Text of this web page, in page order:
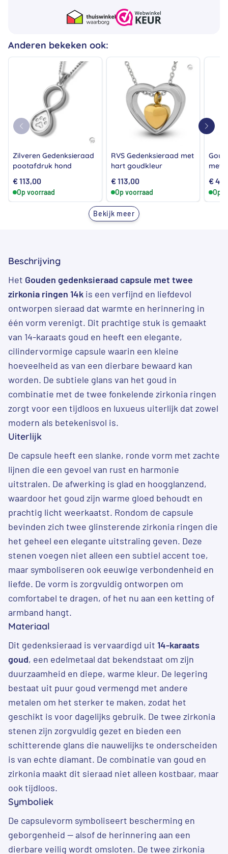
Anderen bekeken ook:
Zilveren Gedenksieraad
pootafdruk hond
€113,00
Op voorraad
RVS Gedenksieraad met
hart goudkleur
€113,00
Op voorraad
met
€
Op
Bekijk meer
Beschrijving
Het Gouden gedenksieraad capsule met twee
zirkonia ringen 14k is een verfijnd en liefdevol
ontworpen sieraad dat warmte en herinnering in
één vorm verenigt. Dit prachtige stuk is gemaakt
van 14-karaats goud en heeft een elegante,
cilindervormige capsule waarin een kleine
hoeveelheid as van een dierbare bewaard kan
worden. De subtiele glans van het goud in
combinatie met de twee fonkelende zirkonia ringen
zorgt voor een tijdloos en luxueus uiterlijk dat zowel
modern als betekenisvol is.
Uiterlijk
De capsule heeft een slanke, ronde vorm met zachte
lijnen die een gevoel van rust en harmonie
uitstralen. De afwerking is glad en hoogglanzend,
waardoor het goud zijn warme gloed behoudt en
prachtig licht weerkaatst. Rondom de capsule
bevinden zich twee glinsterende zirkonia ringen die
het geheel een elegante uitstraling geven. Deze
stenen voegen niet alleen een subtiel accent toe,
maar symboliseren ook eeuwige verbondenheid en
liefde. De vorm is zorgvuldig ontworpen om
comfortabel te dragen, of het nu aan een ketting of
armband hangt.
Materiaal
Dit gedenksieraad is vervaardigd uit 14-karaats
goud, een edelmetaal dat bekendstaat om zijn
duurzaamheid en diepe, warme kleur. De legering
bestaat uit puur goud vermengd met andere
metalen om het sterker te maken, zodat het
geschikt is voor dagelijks gebruik. De twee zirkonia
stenen zijn zorgvuldig gezet en bieden een
schitterende glans die nauwelijks te onderscheiden
is van echte diamant. De combinatie van goud en
zirkonia maakt dit sieraad niet alleen kostbaar, maar
ook tijdloos.
Symboliek
De capsulevorm symboliseert bescherming en
geborgenheid — alsof de herinnering aan een
dierbare veilig wordt omsloten. De twee zirkonia